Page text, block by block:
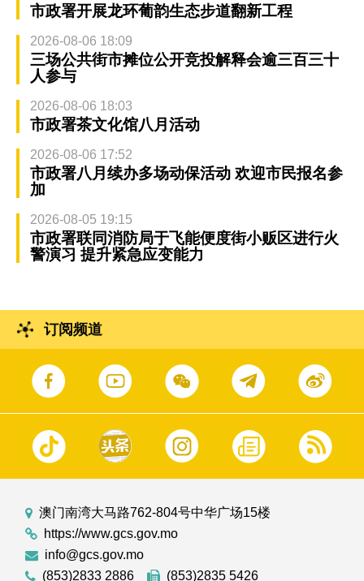
市政署开展龙环葡韵生态步道翻新工程
2026-08-06 18:09
三场公共街市摊位公开竞投解释会逾三百三十
人参与
2026-08-06 18:03
市政署茶文化馆八月活动
2026-08-06 17:52
市政署八月续办多场动保活动 欢迎市民报名参
加
2026-08-05 19:15
市政署联同消防局于飞能便度街小贩区进行火
警演习 提升紧急应变能力
订阅频道
澳门南湾大马路762-804号中华广场15楼
https://www.gcs.gov.mo
info@gcs.gov.mo
(853)2833 2886
(853)2835 5426